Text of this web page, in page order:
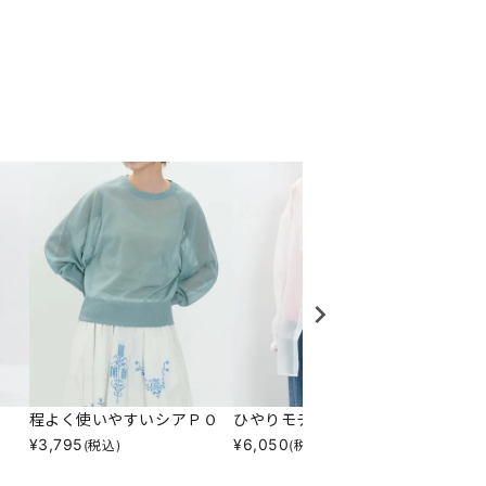
程よく使いやすいシアＰＯ
¥3,795 (税込)
ひやりモチーフレースＴＫ
¥6,050(税込)